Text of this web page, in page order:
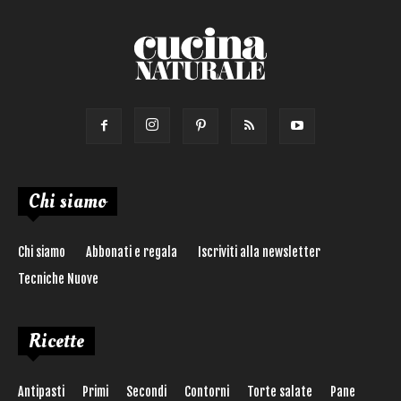
Chi siamo
Chi siamo Abbonati e regala
Iscriviti alla newsletter
Tecniche Nuove
Ricette
Antipasti Primi Secondi Contorni Torte salate Pane